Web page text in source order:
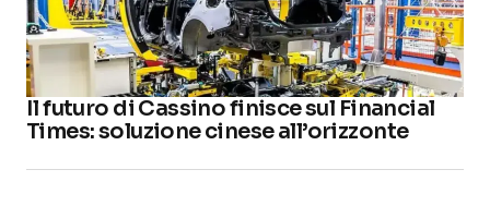
Il futuro di Cassino finisce sul Financial
Times: soluzione cinese all’orizzonte